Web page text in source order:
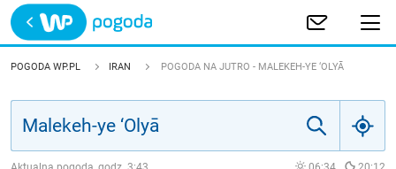
Trwa ładowanie
POLSKA
POGODA WP.PL IRAN POGODA NA JUTRO - MALEKEH-YE ‘OLYĀ